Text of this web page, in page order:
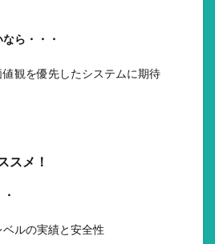
ら・・・
値観を優先したシステムに期待
スメ！
ベルの実績と安全性